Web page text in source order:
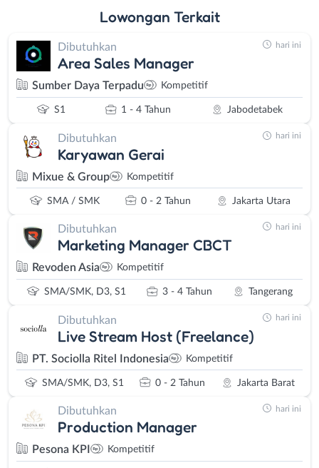
Lowongan Terkait
Dibutuhkan
Area Sales Manager
Sumber Daya Terpadu Kompetitif
S1 1 - 4 Tahun Jabodetabek
hari ini
Dibutuhkan
Karyawan Gerai
Mixue & Group Kompetitif
SMA / SMK 0 - 2 Tahun Jakarta Utara
hari ini
Dibutuhkan
Marketing Manager CBCT
Revoden Asia Kompetitif
SMA/SMK, D3, S1 3 - 4 Tahun Tangerang
hari ini
Dibutuhkan
Live Stream Host (Freelance)
PT. Sociolla Ritel Indonesia Kompetitif
SMA/SMK, D3, S1 0 - 2 Tahun Jakarta Barat
hari ini
Dibutuhkan
Production Manager
Pesona KPI Kompetitif
hari ini